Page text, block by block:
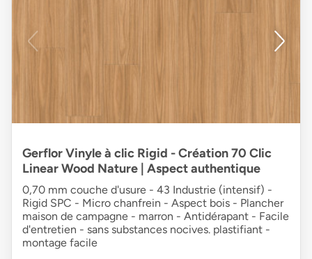
Gerflor Vinyle à clic Rigid - Création 70 Clic
Linear Wood Nature | Aspect authentique
0,70 mm couche d'usure - 43 Industrie (intensif) -
Rigid SPC - Micro chanfrein - Aspect bois - Plancher
maison de campagne - marron - Antidérapant - Facile
d'entretien - sans substances nocives. plastifiant -
montage facile